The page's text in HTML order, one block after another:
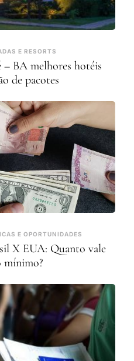
E RESORTS
– BA melhores hotéis
de pacotes
E OPORTUNIDADES
X EUA: Quanto vale
mínimo?